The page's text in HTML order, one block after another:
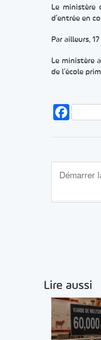
Le ministère
d’entrée en
Par ailleurs,
Le ministère
de l’école
Lire aussi